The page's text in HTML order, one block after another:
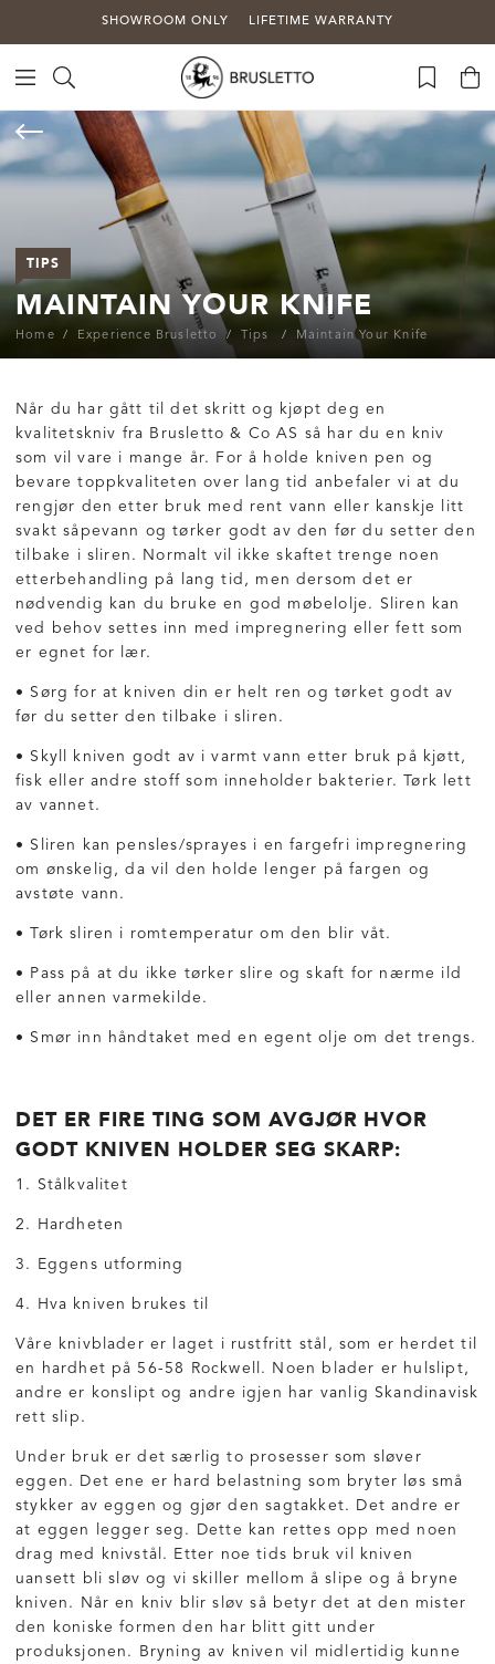
SHOWROOM ONLY LIFETIME WARRANTY
TIPS
MAINTAIN YOUR KNIFE
Home Experience Brusletto Tips Maintain Your Knife
Når du har gått til det skritt og kjøpt deg en
kvalitetskniv fra Brusletto & Co AS så har du en kniv
som vil vare i mange år. For å holde kniven pen og
bevare toppkvaliteten over lang tid anbefaler vi at du
rengjør den etter bruk med rent vann eller kanskje litt
svakt såpevann og tørker godt av den før du setter den
tilbake i sliren. Normalt vil ikke skaftet trenge noen
etterbehandling på lang tid, men dersom det er
nødvendig kan du bruke en god møbelolje. Sliren kan
ved behov settes inn med impregnering eller fett som
er egnet for lær.
• Sørg for at kniven din er helt ren og tørket godt av
før du setter den tilbake i sliren.
• Skyll kniven godt av i varmt vann etter bruk på kjøtt,
fisk eller andre stoff som inneholder bakterier. Tørk lett
av vannet.
• Sliren kan pensles/sprayes i en fargefri impregnering
om ønskelig, da vil den holde lenger på fargen og
avstøte vann.
• Tørk sliren i romtemperatur om den blir våt.
• Pass på at du ikke tørker slire og skaft for nærme ild
eller annen varmekilde.
• Smør inn håndtaket med en egent olje om det trengs.
DET ER FIRE TING SOM AVGJØR HVOR
GODT KNIVEN HOLDER SEG SKARP:
1. Stålkvalitet
2. Hardheten
3. Eggens utforming
4. Hva kniven brukes til
Våre knivblader er laget i rustfritt stål, som er herdet til
en hardhet på 56-58 Rockwell. Noen blader er hulslipt,
andre er konslipt og andre igjen har vanlig Skandinavisk
rett slip.
Under bruk er det særlig to prosesser som sløver
eggen. Det ene er hard belastning som bryter løs små
stykker av eggen og gjør den sagtakket. Det andre er
at eggen legger seg. Dette kan rettes opp med noen
drag med knivstål. Etter noe tids bruk vil kniven
uansett bli sløv og vi skiller mellom å slipe og å bryne
kniven. Når en kniv blir sløv så betyr det at den mister
den koniske formen den har blitt gitt under
produksjonen. Bryning av kniven vil midlertidig kunne